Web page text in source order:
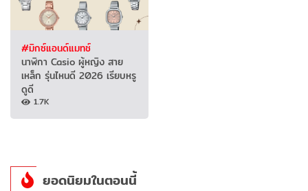
#มิกซ์แอนด์แมทช์
นาฬิกา Casio ผู้หญิง สาย
เหล็ก รุ่นไหนดี 2026 เรียบหรู
ดูดี
1.7K
ยอดนิยมในตอนนี้